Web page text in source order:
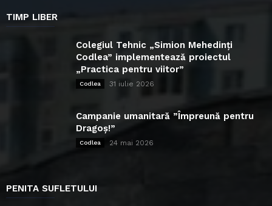
TIMP LIBER
Colegiul Tehnic „Simion Mehedinți
Codlea” implementează proiectul
„Practica pentru viitor”
Codlea 31 iulie 2026
Campanie umanitară ”Împreună pentru
Dragoș!”
Codlea 24 mai 2026
PENITA SUFLETULUI